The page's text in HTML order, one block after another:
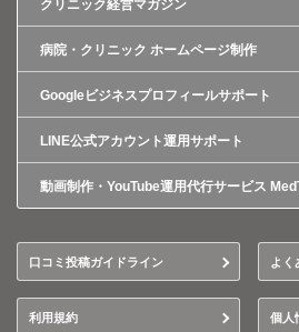
クリニック経営マガジン
病院・クリニック ホームページ制作
Googleビジネスプロフィールサポート
LINE公式アカウント運用サポート
動画制作・YouTube運用代行サービス
口コミ投稿ガイドライン よく
利用規約 個人